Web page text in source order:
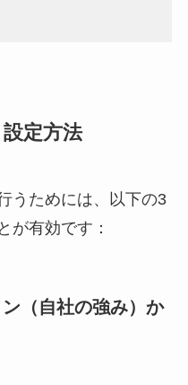
定方法
うためには、以下の3
が有効です：
（自社の強み）か